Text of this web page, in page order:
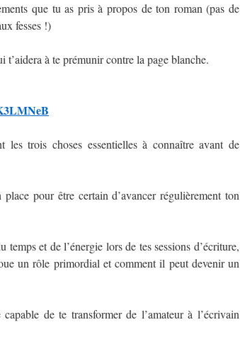
que tu as pris à propos de ton roman (pas de
fesses !)
à te prémunir contre la page blanche.
trois choses essentielles à connaître avant de
pour être certain d’avancer régulièrement ton
et de l’énergie lors de tes sessions d’écriture,
un rôle primordial et comment il peut devenir un
de te transformer de l’amateur à l’écrivain